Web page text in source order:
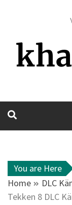
You are Here
Home
DLC
Tekken 8 DLC